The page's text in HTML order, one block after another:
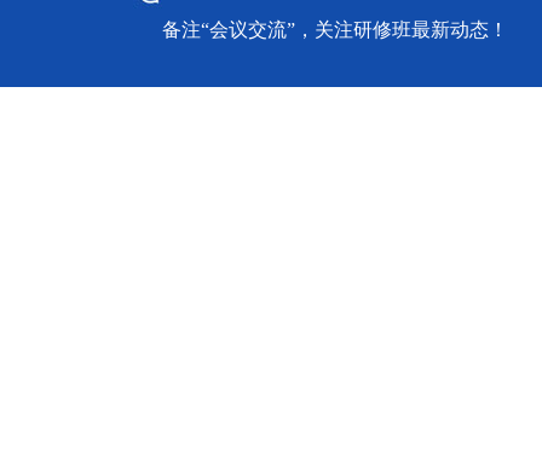
备注“会议交流”，关注研修班最新动态！